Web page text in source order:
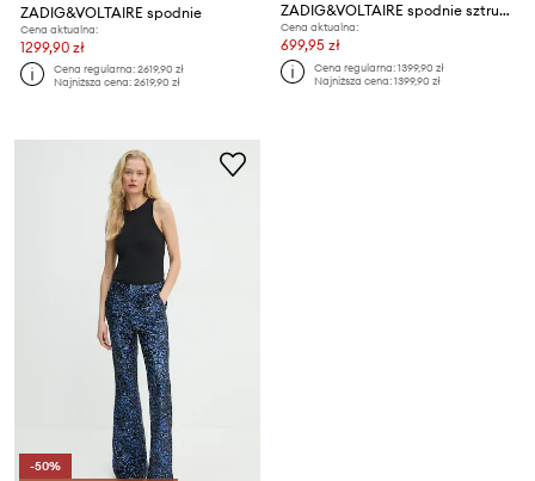
ZADIG&VOLTAIRE spodnie
Cena aktualna:
1299,90 zł
Cena regularna:2619,90 zł
Najniższa cena:2619,90 zł
ZADIG&VOLTAIRE spodnie sztruksowe
Cena aktualna:
699,95 zł
Cena regularna:1399,90 zł
Najniższa cena:1399,90 zł
-50%